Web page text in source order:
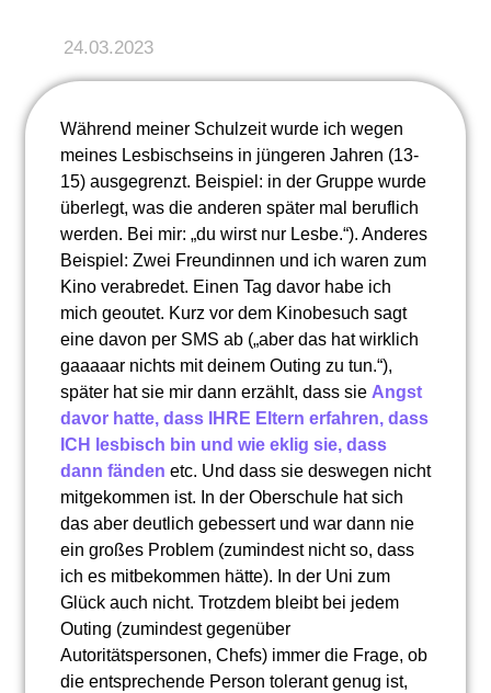
24.03.2023
Während meiner Schulzeit wurde ich wegen
meines Lesbischseins in jüngeren Jahren (13-
15) ausgegrenzt. Beispiel: in der Gruppe wurde
überlegt, was die anderen später mal beruflich
werden. Bei mir: „du wirst nur Lesbe.“). Anderes
Beispiel: Zwei Freundinnen und ich waren zum
Kino verabredet. Einen Tag davor habe ich
mich geoutet. Kurz vor dem Kinobesuch sagt
eine davon per SMS ab („aber das hat wirklich
gaaaaar nichts mit deinem Outing zu tun.“),
später hat sie mir dann erzählt, dass sie Angst
davor hatte, dass IHRE Eltern erfahren, dass
ICH lesbisch bin und wie eklig sie, dass
dann fänden etc. Und dass sie deswegen nicht
mitgekommen ist. In der Oberschule hat sich
das aber deutlich gebessert und war dann nie
ein großes Problem (zumindest nicht so, dass
ich es mitbekommen hätte). In der Uni zum
Glück auch nicht. Trotzdem bleibt bei jedem
Outing (zumindest gegenüber
Autoritätspersonen, Chefs) immer die Frage, ob
die entsprechende Person tolerant genug ist,